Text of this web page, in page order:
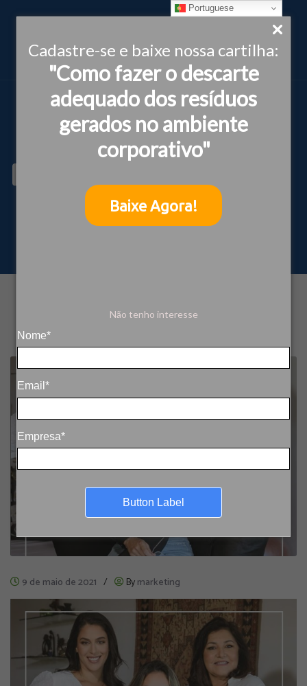
Cadastre-se e baixe nossa cartilha:
"Como fazer o descarte
adequado dos resíduos
gerados no ambiente
corporativo"
Baixe Agora!
Não tenho interesse
Nome*
Email*
Empresa*
Button Label
Feliz dia das Mães
9 de maio de 2021 / Bymarketing
Portuguese